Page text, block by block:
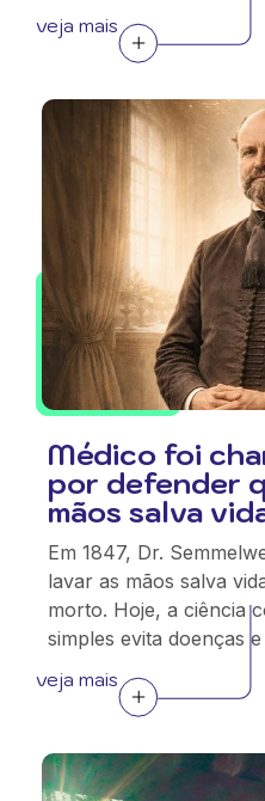
veja mais
Médico foi
por defender
mãos salva
Em 1847, Dr.
lavar as mãos salva
morto. Hoje, a ciência
simples evita doenças
veja mais